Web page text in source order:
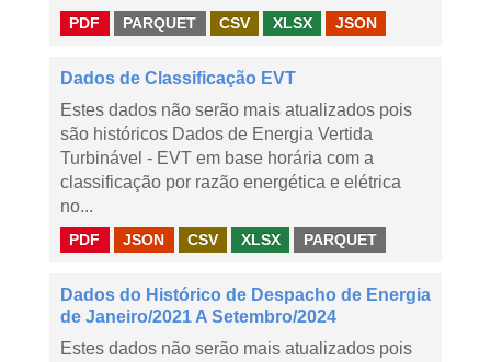
PDF PARQUET CSV XLSX JSON
Dados de Classificação EVT
Estes dados não serão mais atualizados pois
são históricos Dados de Energia Vertida
Turbinável - EVT em base horária com a
classificação por razão energética e elétrica
no...
PDF JSON CSV XLSX PARQUET
Dados do Histórico de Despacho de Energia
de Janeiro/2021 A Setembro/2024
Estes dados não serão mais atualizados pois